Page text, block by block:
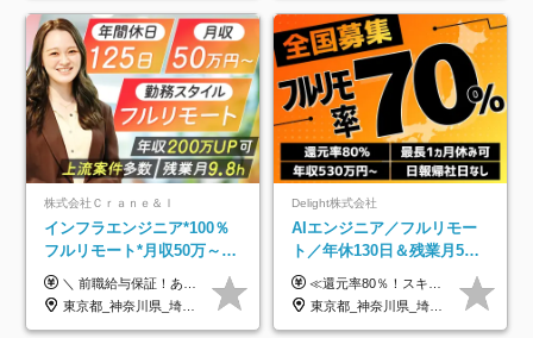
株式会社Ｃｒａｎｅ＆Ｉ
インフラエンジニア*100％
フルリモート*月収50万～*
クラウド×上流工程*前職給
与保証*残業月9.8h
＼ 前職給与保証！あなたのこれまでの経験を正当評価 ／ ★月収50万円～スタート！【年俸600万～1,162万8,000円（12分割）】 ――「頑張りが給与に直結しない…」そんな不満とは無縁の環境です。 実際、入社後に「年収150万～200万円UP」を実現した先輩エンジニアが多数活躍中！ 【 収入をさらに押し上げる充実のプラスα 】 スキルを磨くほど得をする「資格手当」 ⇒ 1資格につき毎月3,000円～30,000円を継続支給！ 成果を見逃さない「功績手当」 ⇒ 社員の頑張りに応じて最大10万円をダイレクトに支給！ スピード昇給・高年収も可能 ⇒ 1回の昇給で年収数十万UPのチャンスあり。ゆくゆくは年収1000万以上のハイクラスも目指せます。 ※経験・スキルを考慮の上決定します ※上記金額には固定残業代（月30h分・95,000円～184,000円）を含みます ※超過分は別途全額支給します ※試用期間2ヶ月間あり（その他待遇に差異はありません）
東京都_神奈川県_埼玉県_千葉県_大阪府_愛知県_北海道_青森県_岩手県_宮城県_秋田県_山形県_福島県_茨城県_栃木県_群馬県_新潟県_山梨県_長野県_富山県_石川県_福井県_静岡県_岐阜県_三重県_兵庫県_京都府_滋賀県_奈良県_和歌山県_広島県_岡山県_鳥取県_島根県_山口県_徳島県_香川県_愛媛県_高知県_福岡県_熊本県_佐賀県_長崎県_大分県_宮崎県_鹿児島県_沖縄県
Delight株式会社
AIエンジニア／フルリモー
ト／年休130日＆残業月5h
以下／1カ月連休可／案件選
択制／還元率80%
≪還元率80％！スキルや経験をしっかり収入に反映します≫ 年俸530万円以上＋業績賞与 ※スキル・経験を考慮の上、優遇いたします ※上記年俸を12分割し、月1回支給します ※上記年俸には固定残業代月20時間分(月6万9000円以上)が含まれます。残業はほとんど発生しませんが、超過した場合は追加支給します ★AIを使った自社への貢献も、貢献度に応じて給与に反映する制度があります
東京都_神奈川県_埼玉県_千葉県_大阪府_愛知県_北海道_青森県_岩手県_宮城県_秋田県_山形県_福島県_茨城県_栃木県_群馬県_新潟県_山梨県_長野県_富山県_石川県_福井県_静岡県_岐阜県_三重県_兵庫県_京都府_滋賀県_奈良県_和歌山県_広島県_岡山県_鳥取県_島根県_山口県_徳島県_香川県_愛媛県_高知県_福岡県_熊本県_佐賀県_長崎県_大分県_宮崎県_鹿児島県_沖縄県